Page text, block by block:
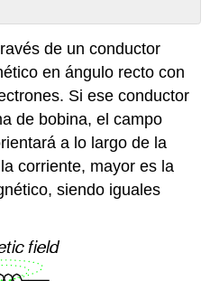
de un conductor
en ángulo recto con
Si ese conductor
de bobina, el campo
a lo largo de la
corriente, mayor es la
siendo iguales